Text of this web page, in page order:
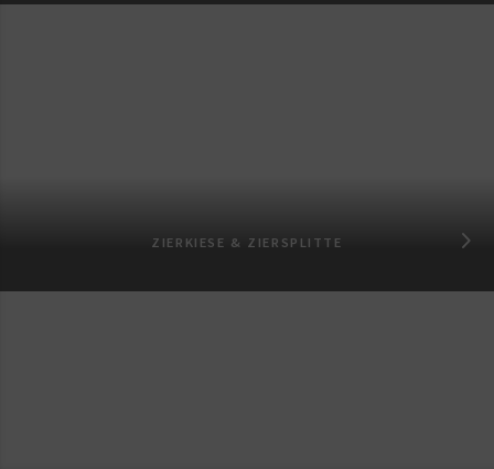
ZIERKIESE & ZIERSPLITTE